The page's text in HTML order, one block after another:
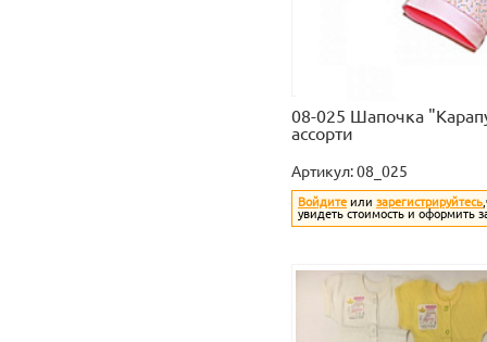
08-025 Шапочка
ассорти
Артикул:08_025
Войдите или зарегистрируйтесь
увидеть стоимость и оформить